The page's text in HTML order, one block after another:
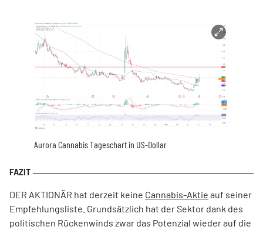
Aurora Cannabis Tageschart in US-Dollar
DER AKTIONÄR hat derzeit keine Cannabis-Aktie auf seiner
Empfehlungsliste. Grundsätzlich hat der Sektor dank des
politischen Rückenwinds zwar das Potenzial wieder auf die